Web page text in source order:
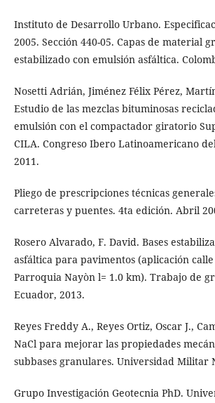
Instituto de Desarrollo Urbano.
2005. Sección 440-05. Capas de material
estabilizado con emulsión asfáltica.
Nosetti Adrián, Jiménez Félix Pérez,
Estudio de las mezclas bituminosas
emulsión con el compactador giratorio
CILA. Congreso Ibero Latinoamericano
2011.
Pliego de prescripciones técnicas
carreteras y puentes. 4ta edición. Abril
Rosero Alvarado, F. David. Bases
asfáltica para pavimentos (aplicación calle
Parroquia Nayòn l= 1.0 km). Trabajo de
Ecuador, 2013.
Reyes Freddy A., Reyes Ortiz, Oscar J.,
NaCl para mejorar las propiedades
subbases granulares. Universidad Militar
Grupo Investigación Geotecnia PhD.